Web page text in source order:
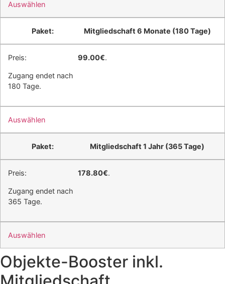
Auswählen
Mitgliedschaft 6 Monate (180 Tage)
99.00€.
Zugang endet nach
180 Tage.
Auswählen
Mitgliedschaft 1 Jahr (365 Tage)
178.80€.
Zugang endet nach
365 Tage.
Auswählen
Objekte-Booster inkl.